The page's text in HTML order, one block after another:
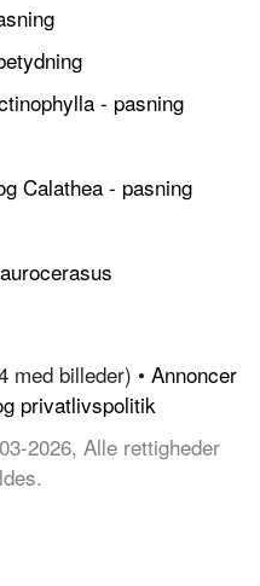
- pasning
Calathea - pasning
med billeder) • Annoncer
privatlivspolitik
2026, Alle rettigheder